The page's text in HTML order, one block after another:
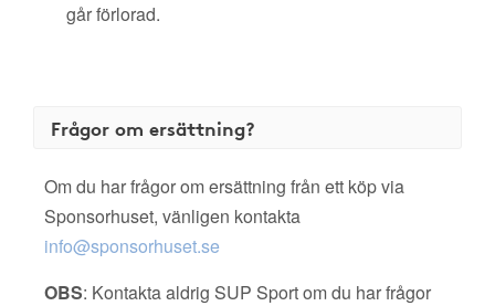
går förlorad.
Frågor om ersättning?
Om du har frågor om ersättning från ett köp via
Sponsorhuset, vänligen kontakta
info@sponsorhuset.se
OBS: Kontakta aldrig SUP Sport om du har frågor